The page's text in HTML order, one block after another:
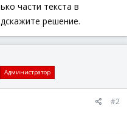
части текста в
решение.
Администратор
#2